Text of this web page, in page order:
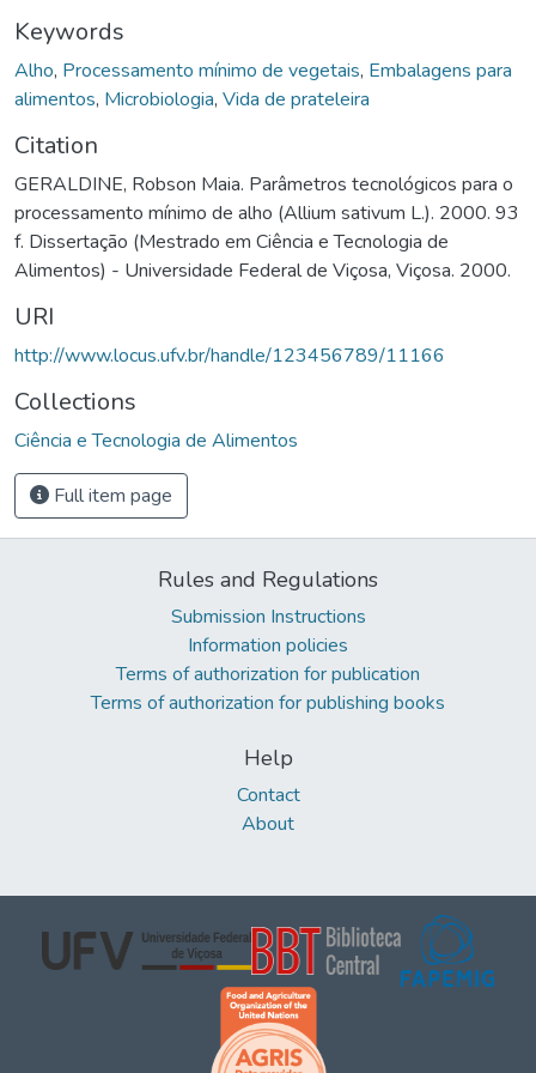
Keywords
Alho, Processamento mínimo de vegetais, Embalagens para
alimentos, Microbiologia, Vida de prateleira
Citation
GERALDINE, Robson Maia. Parâmetros tecnológicos para o
processamento mínimo de alho (Allium sativum L.). 2000. 93
f. Dissertação (Mestrado em Ciência e Tecnologia de
Alimentos) - Universidade Federal de Viçosa, Viçosa. 2000.
URI
http://www.locus.ufv.br/handle/123456789/11166
Collections
Ciência e Tecnologia de Alimentos
Full item page
Rules and Regulations
Submission Instructions
Information policies
Terms of authorization for publication
Terms of authorization for publishing books
Help
Contact
About